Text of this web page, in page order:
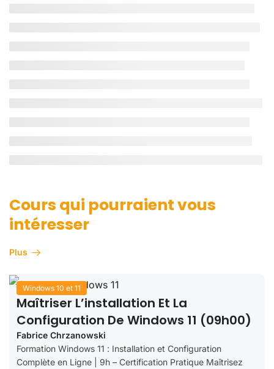
Cours qui pourraient vous
intéresser
Plus
Windows 10 et 11
Maîtriser L’installation Et La
Configuration De Windows 11 (09h00)
Fabrice Chrzanowski
Formation Windows 11 : Installation et Configuration
Complète en Ligne | 9h – Certification Pratique Maîtrisez